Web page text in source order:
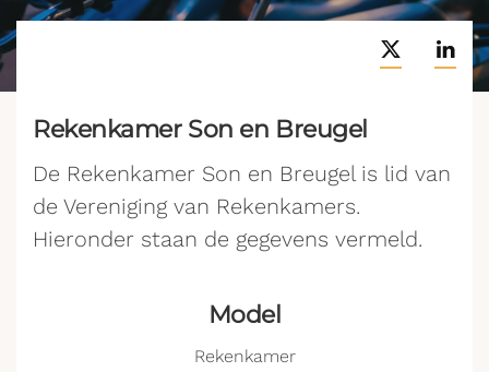
Rekenkamer Son en Breugel
De Rekenkamer Son en Breugel is lid van
de Vereniging van Rekenkamers.
Hieronder staan de gegevens vermeld.
Model
Rekenkamer